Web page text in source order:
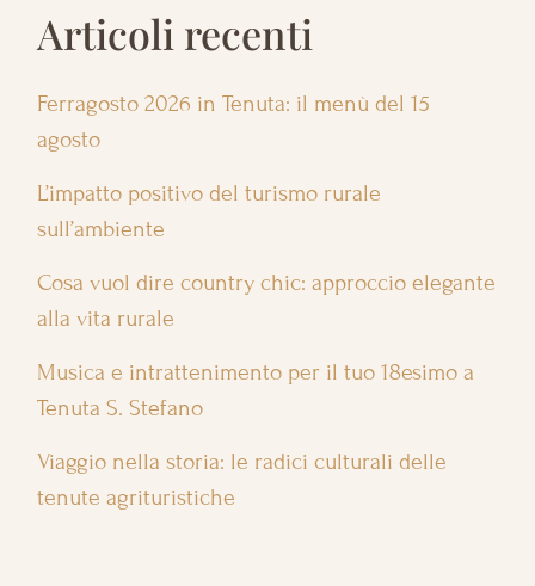
Articoli recenti
Ferragosto 2026 in Tenuta: il menù del 15
agosto
L’impatto positivo del turismo rurale
sull’ambiente
Cosa vuol dire country chic: approccio elegante
alla vita rurale
Musica e intrattenimento per il tuo 18esimo a
Tenuta S. Stefano
Viaggio nella storia: le radici culturali delle
tenute agrituristiche